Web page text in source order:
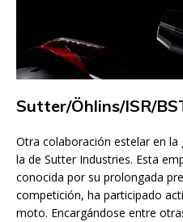
Sutter/Öhlins/ISR/
Otra colaboración estelar en
la de Sutter Industries. Esta
conocida por su prolongada
competición, ha participado
moto. Encargándose entre